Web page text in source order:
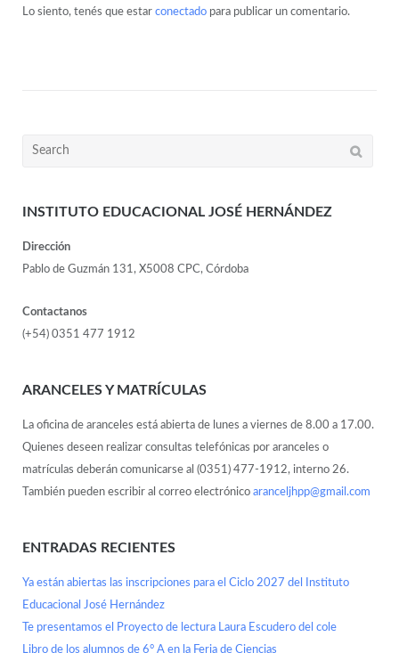
Lo siento, tenés que estar conectadopara publicar un comentario.
INSTITUTO EDUCACIONAL JOSÉ HERNÁNDEZ
Dirección
Pablo de Guzmán 131, X5008 CPC, Córdoba
Contactanos
(+54) 0351 477 1912
ARANCELES Y MATRÍCULAS
La oficina de aranceles está abierta de lunes a viernes de 8.00 a 17.00.
Quienes deseen realizar consultas telefónicas por aranceles o
matrículas deberán comunicarse al (0351) 477-1912, interno 26.
También pueden escribir al correo electrónico aranceljhpp@gmail.com
ENTRADAS RECIENTES
Ya están abiertas las inscripciones para el Ciclo 2027 del Instituto
Educacional José Hernández
Te presentamos el Proyecto de lectura Laura Escudero del cole
Libro de los alumnos de 6° A en la Feria de Ciencias